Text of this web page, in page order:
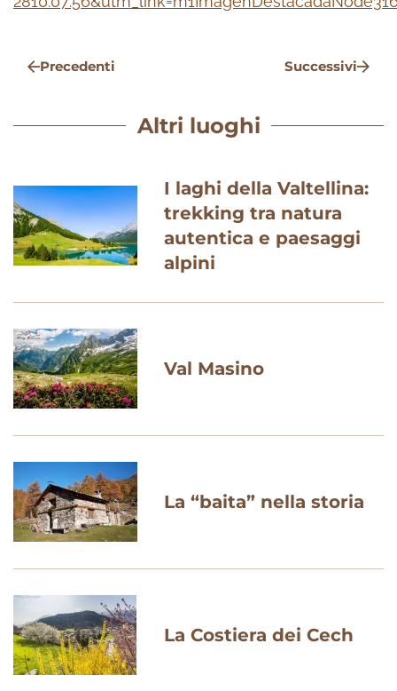
Precedenti Successivi
Altri luoghi
I laghi della Valtellina:
trekking tra natura
autentica e paesaggi
alpini
Val Masino
La “baita” nella storia
La Costiera dei Cech